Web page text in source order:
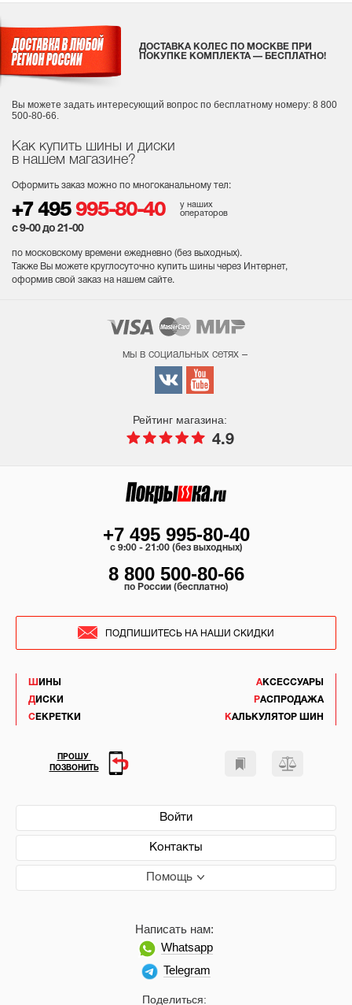
Как купить шины и диски
в нашем магазине?
Оформить заказ можно по многоканальному тел:
+7 495 995-80-40
у наших
операторов
с 9-00 до 21-00
по московскому времени ежедневно (без выходных).
Также Вы можете круглосуточно купить шины через Интернет,
оформив свой заказ на нашем сайте.
ДОСТАВКА КОЛЕС ПО МОСКВЕ ПРИ
ПОКУПКЕ КОМПЛЕКТА — БЕСПЛАТНО!
Вы можете задать интересующий вопрос по бесплатному номеру: 8 800
500-80-66.
мы в социальных сетях –
Рейтинг магазина:
4.9
ШИНЫ
ДИСКИ
СЕКРЕТКИ
АКСЕССУАРЫ
РАСПРОДАЖА
КАЛЬКУЛЯТОР ШИН
Войти
Контакты
Помощь
Поделиться:
Написать нам:
Whatsapp
Telegram
+7 495 995-80-40
c 9:00 - 21:00 (без выходных)
8 800 500-80-66
по России (бесплатно)
ПОДПИШИТЕСЬ НА НАШИ СКИДКИ
ПРОШУ
ПОЗВОНИТЬ